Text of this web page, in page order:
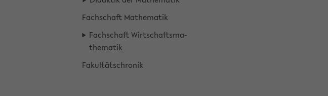
Fach­schaft Ma­the­ma­tik
Fach­schaft Wirt­schafts­ma­
the­ma­tik
Fa­kul­täts­chro­nik